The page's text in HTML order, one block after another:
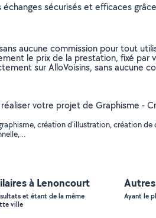
sécurisés et efficaces
aucune commission pour tout
le prix de la prestation, fixé par
sur AlloVoisins, sans aucune
votre projet de Graphisme -
création d'illustration, création
..
à Lenoncourt
et étant de la même
ville
Ayant le